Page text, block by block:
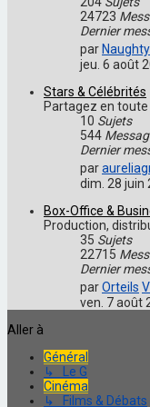
24723
Dernier
par
jeu. 6 août
Stars & Célébrités
Partagez en
10 Sujets
544
Dernier
par
dim. 28 juin
Box-Office &
Production,
35 Sujets
22715
Dernier
parOrteils
ven. 7 août
Aller à
Général
↳ Le G
Cinéma
↳ Films & Débats